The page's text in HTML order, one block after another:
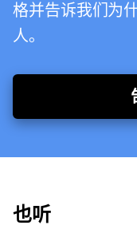
格并告诉我们为
人。
也听